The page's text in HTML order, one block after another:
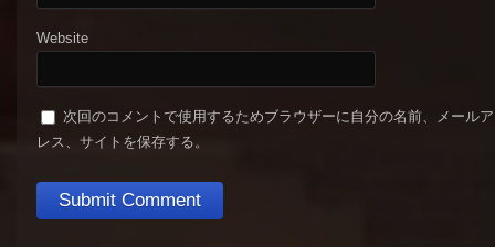
Website
次回のコメントで使用するためブラウザーに自分の名前、メール
レス、サイトを保存する。